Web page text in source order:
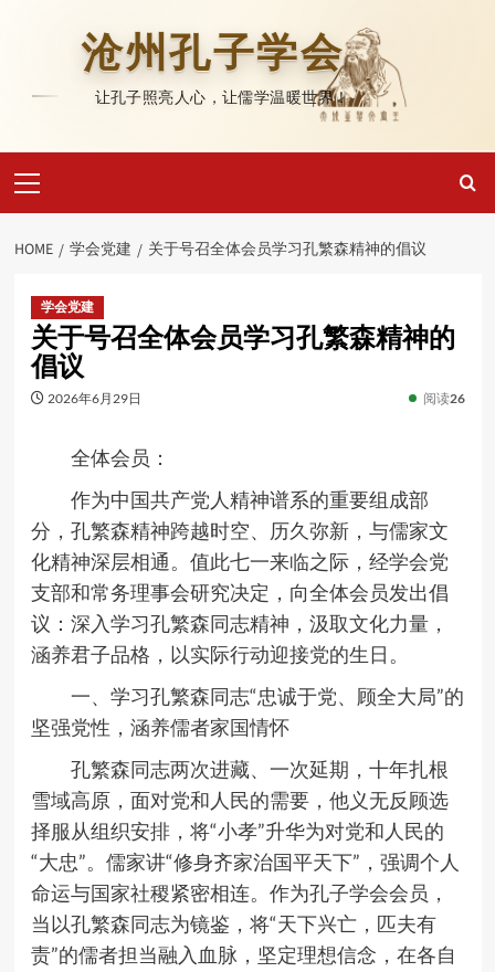
沧州孔子学会
让孔子照亮人心，让儒学温暖世界！
Menu
HOME 学会党建 关于号召全体会员学习孔繁森精神的倡议
学会党建
关于号召全体会员学习孔繁森精神的
倡议
2026年6月29日 阅读26
全体会员：
作为中国共产党人精神谱系的重要组成部
分，孔繁森精神跨越时空、历久弥新，与儒家文
化精神深层相通。值此七一来临之际，经学会党
支部和常务理事会研究决定，向全体会员发出倡
议：深入学习孔繁森同志精神，汲取文化力量，
涵养君子品格，以实际行动迎接党的生日。
一、学习孔繁森同志“忠诚于党、顾全大局”的
坚强党性，涵养儒者家国情怀
孔繁森同志两次进藏、一次延期，十年扎根
雪域高原，面对党和人民的需要，他义无反顾选
择服从组织安排，将“小孝”升华为对党和人民的
“大忠”。儒家讲“修身齐家治国平天下” ，强调个人
命运与国家社稷紧密相连。作为孔子学会会员，
当以孔繁森同志为镜鉴，将“天下兴亡，匹夫有
责”的儒者担当融入血脉，坚定理想信念，在各自